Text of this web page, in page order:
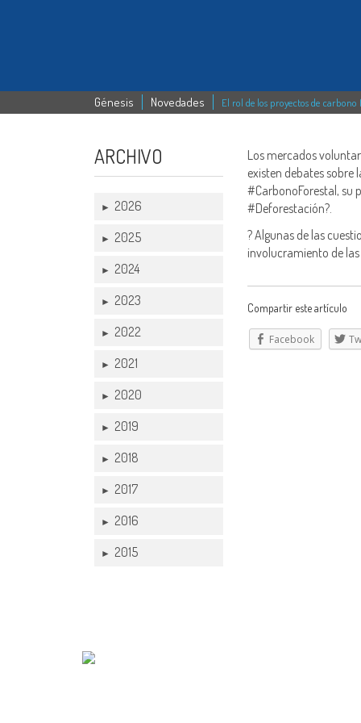
Génesis Novedades El rol de los proyectos de carbono
ARCHIVO
► 2026
► 2025
► 2024
► 2023
► 2022
► 2021
► 2020
► 2019
► 2018
► 2017
► 2016
► 2015
Los mercados
existen debates sobre
#CarbonoForestal, su
#Deforestación?.
? Algunas de las
involucramiento de
Compartir este artículo
Facebook